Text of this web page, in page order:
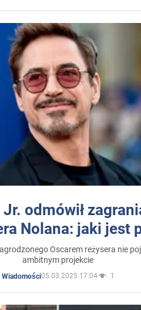
odmówił
Nolana: jaki jest
Oscarem reżysera nie
ambitnym projekcie
Wiadomości05.03.2025 17:04 1